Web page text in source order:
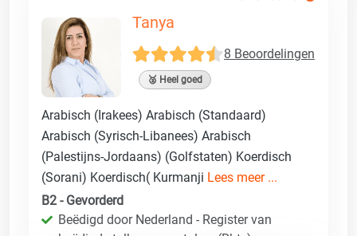
Tanya
8 Beoordelingen
🥈 Heel goed
Arabisch (Irakees) Arabisch (Standaard)
Arabisch (Syrisch-Libanees) Arabisch
(Palestijns-Jordaans) (Golfstaten) Koerdisch
(Sorani) Koerdisch( Kurmanji Lees meer ...
B2 - Gevorderd
Beëdigd door Nederland - Register van